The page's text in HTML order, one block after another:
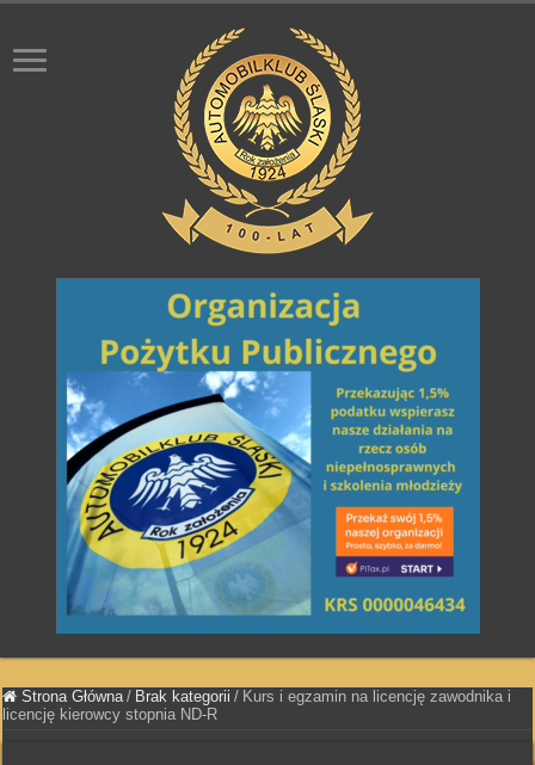
Strona Główna / Brak kategorii / Kurs i egzamin na licencję zawodnika i
licencję kierowcy stopnia ND-R